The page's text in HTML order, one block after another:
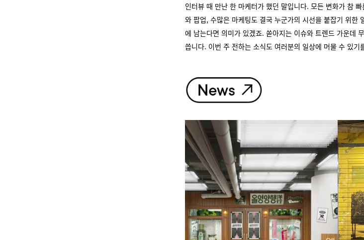
인터뷰 때 만난 한 마케터가 했던 말입니다. 모든 변화가 참
와 팝업, 수많은 마케팅도 결국 누군가의 시선을 붙잡기 위한
에 남는다면 의미가 있겠죠. 쏟아지는 이슈와 트렌드 가운데
씁니다. 이번 주 전하는 소식도 여러분의 일상에 머물 수 있기